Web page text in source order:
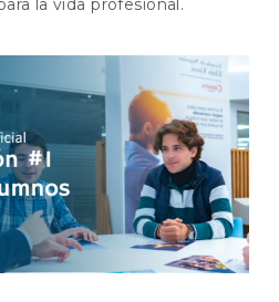
la vida profesional.